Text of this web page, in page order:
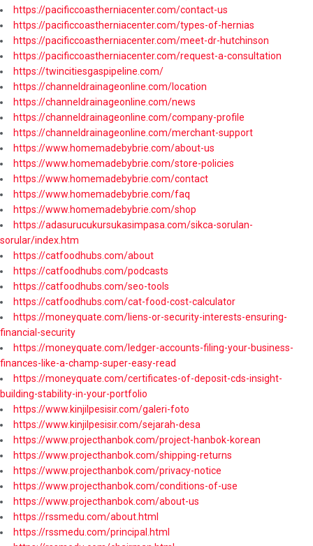
https://pacificcoastherniacenter.com/contact-us
https://pacificcoastherniacenter.com/types-of-hernias
https://pacificcoastherniacenter.com/meet-dr-hutchinson
https://pacificcoastherniacenter.com/request-a-consultation
https://twincitiesgaspipeline.com/
https://channeldrainageonline.com/location
https://channeldrainageonline.com/news
https://channeldrainageonline.com/company-profile
https://channeldrainageonline.com/merchant-support
https://www.homemadebybrie.com/about-us
https://www.homemadebybrie.com/store-policies
https://www.homemadebybrie.com/contact
https://www.homemadebybrie.com/faq
https://www.homemadebybrie.com/shop
https://adasurucukursukasimpasa.com/sikca-sorulan-
sorular/index.htm
https://catfoodhubs.com/about
https://catfoodhubs.com/podcasts
https://catfoodhubs.com/seo-tools
https://catfoodhubs.com/cat-food-cost-calculator
https://moneyquate.com/liens-or-security-interests-ensuring-
financial-security
https://moneyquate.com/ledger-accounts-filing-your-business-
finances-like-a-champ-super-easy-read
https://moneyquate.com/certificates-of-deposit-cds-insight-
building-stability-in-your-portfolio
https://www.kinjilpesisir.com/galeri-foto
https://www.kinjilpesisir.com/sejarah-desa
https://www.projecthanbok.com/project-hanbok-korean
https://www.projecthanbok.com/shipping-returns
https://www.projecthanbok.com/privacy-notice
https://www.projecthanbok.com/conditions-of-use
https://www.projecthanbok.com/about-us
https://rssmedu.com/about.html
https://rssmedu.com/principal.html